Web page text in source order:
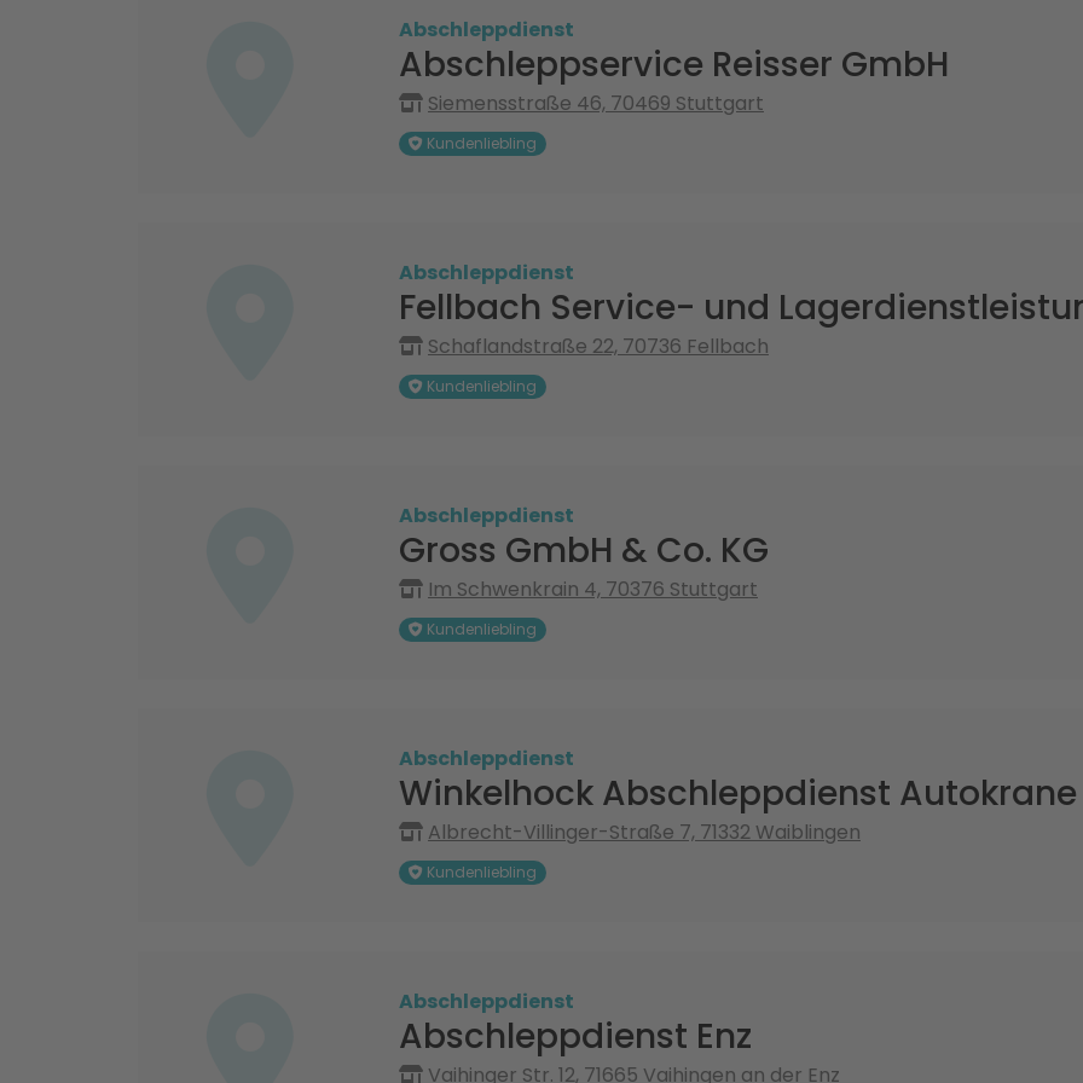
Abschleppdienst
Abschleppservice Reisser GmbH
Siemensstraße 46, 70469 Stuttgart
Kundenliebling
Abschleppdienst
Fellbach Service- und
Schaflandstraße 22, 70736 Fellbach
Kundenliebling
Abschleppdienst
Gross GmbH & Co. KG
Im Schwenkrain 4, 70376 Stuttgart
Kundenliebling
Abschleppdienst
Winkelhock Abschleppdienst Autokrane
Albrecht-Villinger-Straße 7, 71332 Waiblingen
Kundenliebling
Abschleppdienst
Abschleppdienst Enz
Vaihinger Str. 12, 71665 Vaihingen an der Enz